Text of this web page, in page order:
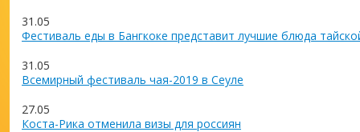
31.05
Фестиваль еды в Бангкоке представит лучшие блюда
31.05
Всемирный фестиваль чая-2019 в Сеуле
27.05
Коста-Рика отменила визы для россиян